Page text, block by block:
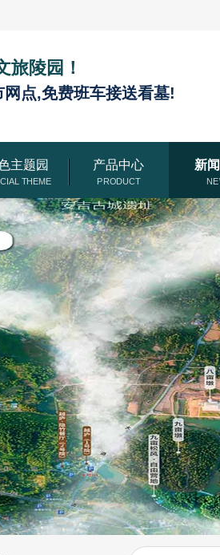
旅陵园！
点,免费班车接送看墓!
主题园 产品中心 新